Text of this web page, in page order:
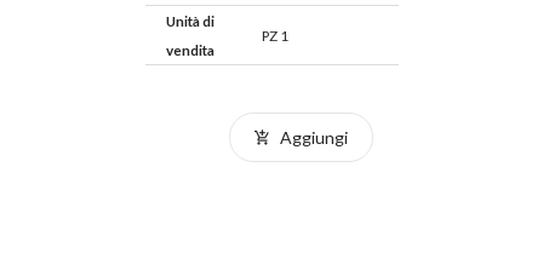
Unità di
vendita
PZ 1
Aggiungi